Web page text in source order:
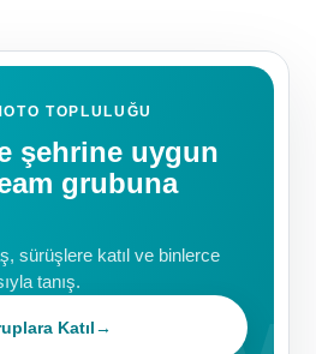
TOPLULUĞU
şehrine uygun
grubuna
sürüşlere katıl ve binlerce
tanış.
Katıl→